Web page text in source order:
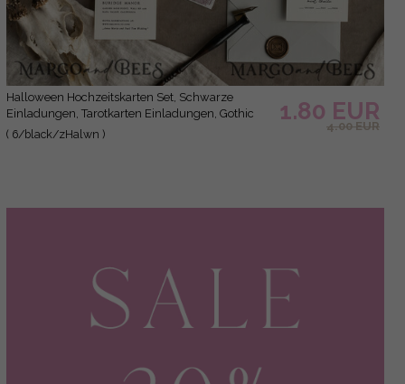
Halloween Hochzeitskarten Set, Schwarze
Einladungen, Tarotkarten Einladungen, Gothic
Hochzeitskarten, Das Liebespaar Skelett
( 6/black/zHalwn )
1.80 EUR
4.00 EUR